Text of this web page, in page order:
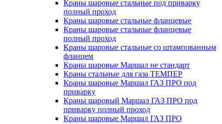
Краны шаровые стальные под приварку
полный проход
Краны шаровые стальные фланцевые
Краны шаровые стальные фланцевые
полный проход
Краны шаровые стальные со штампованным
фланцем
Краны шаровые Маршал не стандарт
Краны стальные для газа ТЕМПЕР
Краны шаровые Маршал ГАЗ ПРО под
приварку
Краны шаровый Маршал ГАЗ ПРО под
приварку полный проход
Краны шаровые Маршал ГАЗ ПРО